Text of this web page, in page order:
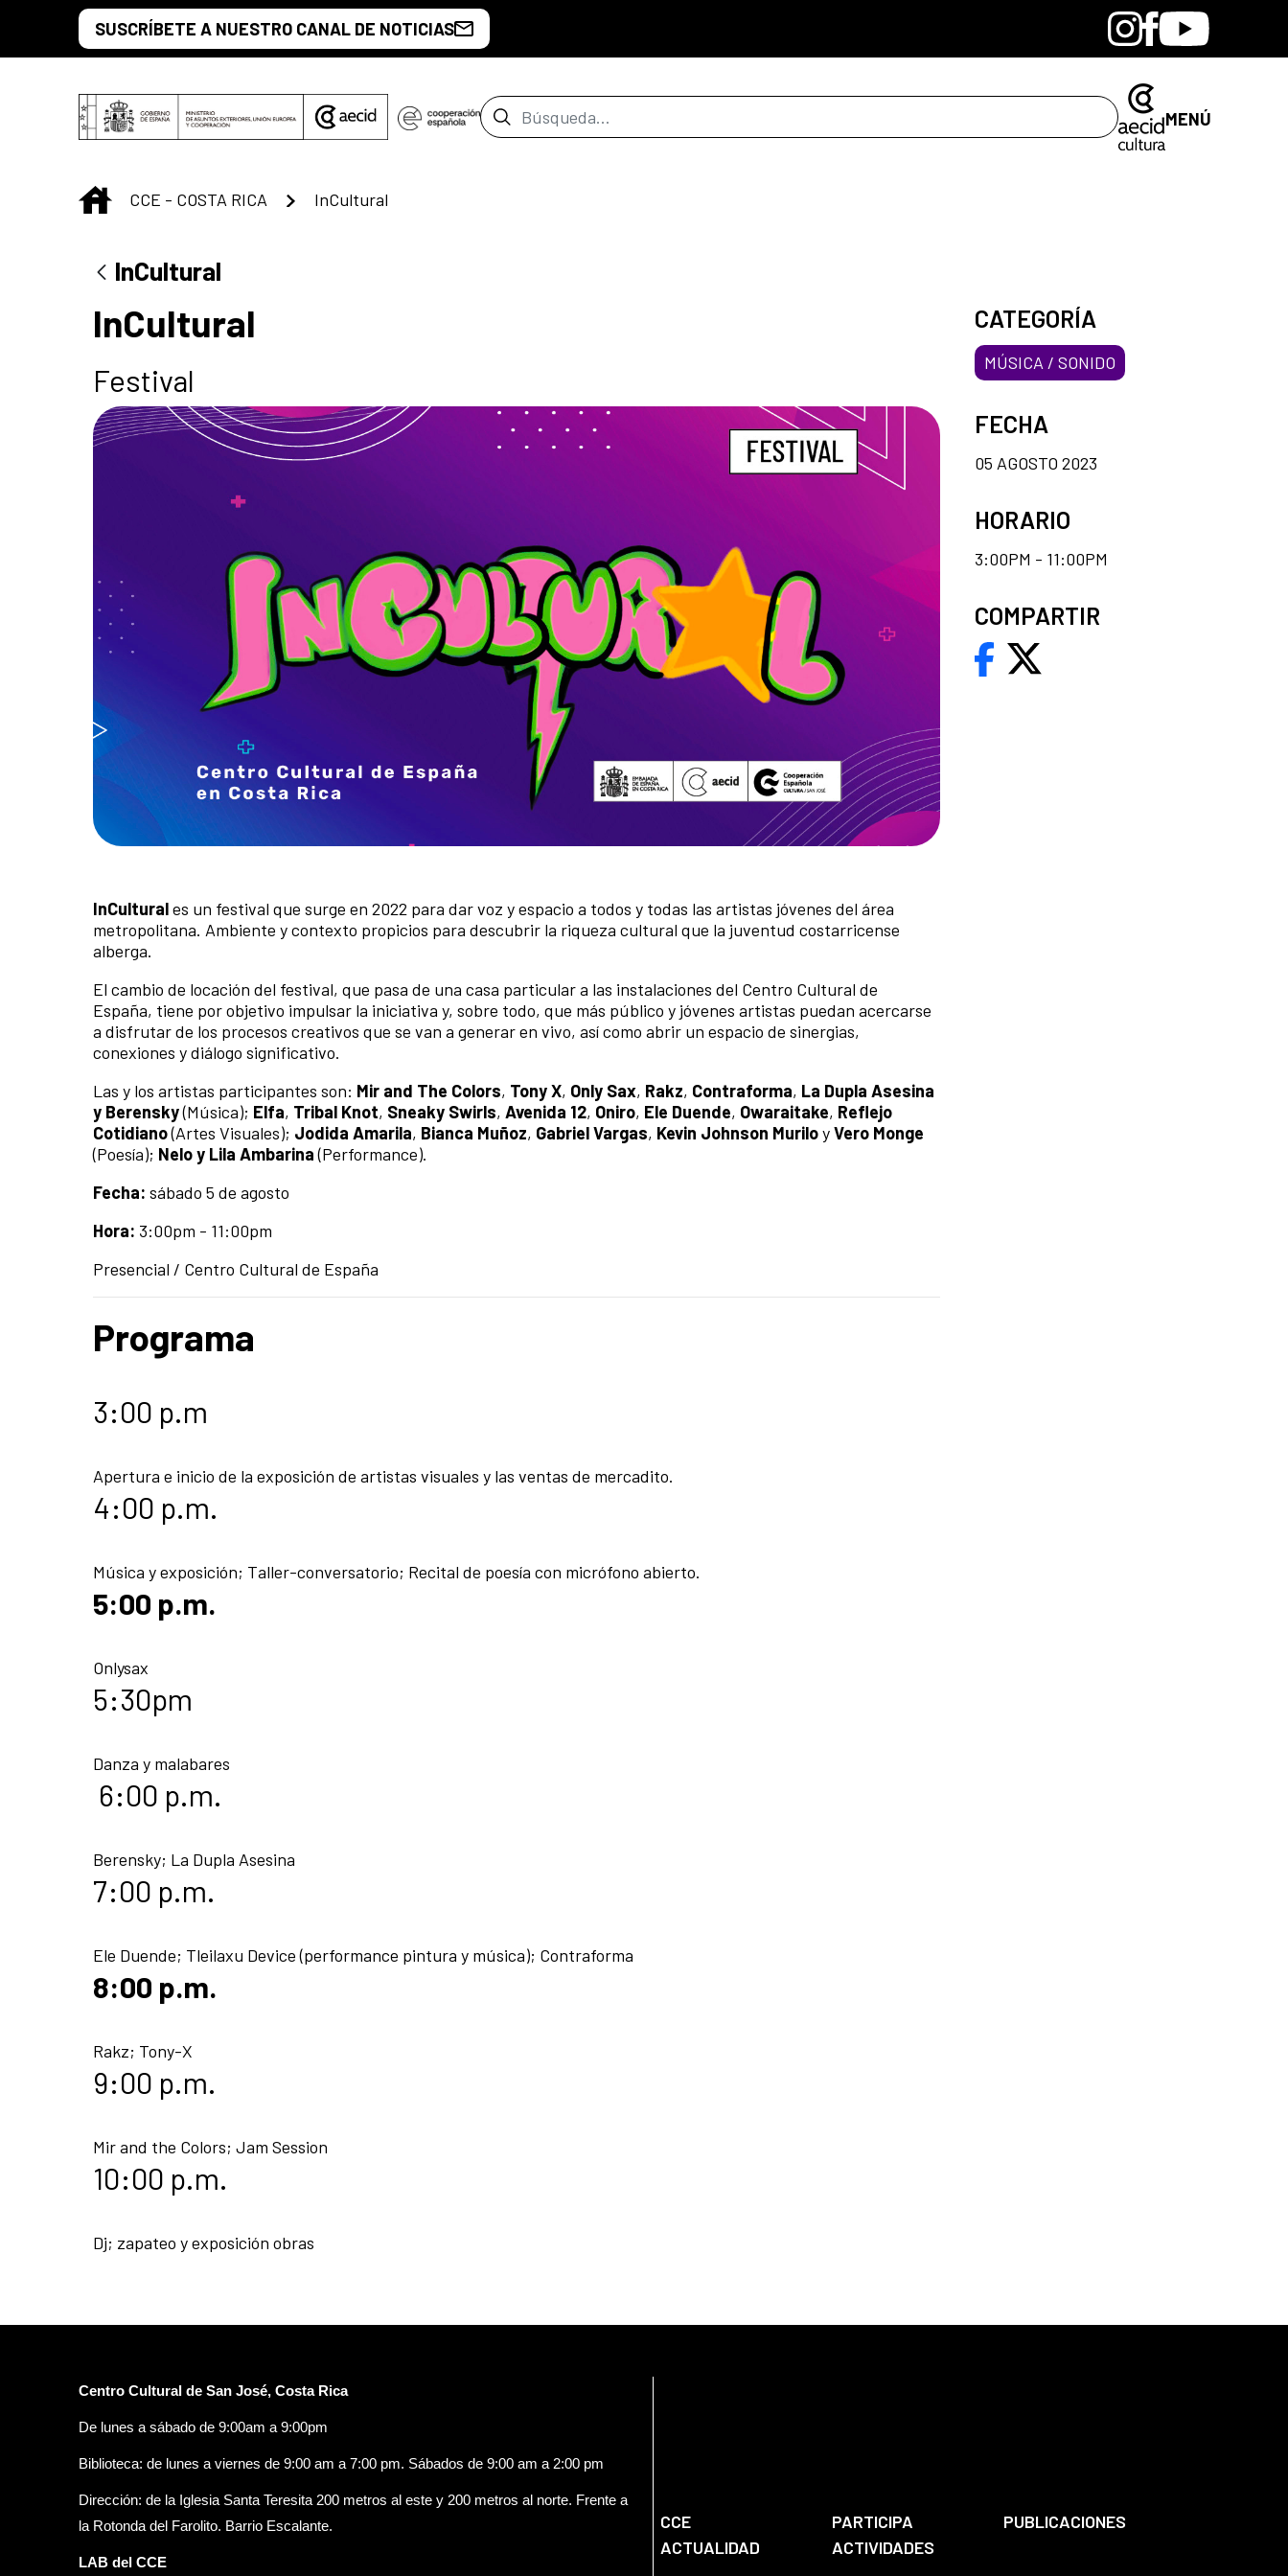
Saltar al contenido principal
SUSCRÍBETE A NUESTRO CANAL DE NOTICIAS BandcampInstagram
Facebook
Youtube
Barra de búsqueda MENÚ
INICIO
CCE - COSTA RICA InCultural
InCultural
InCultural
Festival
InCulturales un festival que surge en 2022 para dar voz y espacio a todos y todas las artistas jóvenes del área
metropolitana. Ambiente y contexto propicios para descubrir la riqueza cultural que la juventud costarricense
alberga.
El cambio de locación del festival, que pasa de una casa particular a las instalaciones del Centro Cultural de
España, tiene por objetivo impulsar la iniciativa y, sobre todo, que más público y jóvenes artistas puedan acercarse
a disfrutar de los procesos creativos que se van a generar en vivo, así como abrir un espacio de sinergias,
conexiones y diálogo significativo.
Las y los artistas participantes son: Mir and The Colors, Tony X, Only Sax, Rakz, Contraforma, La Dupla Asesina
y Berensky(Música); Elfa, Tribal Knot, Sneaky Swirls, Avenida 12, Oniro, Ele Duende, Owaraitake, Reflejo
Cotidiano(Artes Visuales); Jodida Amarila, Bianca Muñoz, Gabriel Vargas, Kevin Johnson MuriloyVero Monge
(Poesía); Nelo y Lila Ambarina(Performance).
Fecha: sábado 5 de agosto
Hora: 3:00pm - 11:00pm
Presencial / Centro Cultural de España
Programa
3:00 p.m
Apertura e inicio de la exposición de artistas visuales y las ventas de mercadito.
4:00 p.m.
Música y exposición; Taller-conversatorio; Recital de poesía con micrófono abierto.
5:00 p.m.
Onlysax
5:30pm
Danza y malabares
6:00 p.m.
Berensky; La Dupla Asesina
7:00 p.m.
Ele Duende; Tleilaxu Device (performance pintura y música); Contraforma
8:00 p.m.
Rakz; Tony-X
9:00 p.m.
Mir and the Colors; Jam Session
10:00 p.m.
Dj; zapateo y exposición obras
CATEGORÍA
MÚSICA / SONIDO
FECHA
05 AGOSTO 2023
HORARIO
3:00PM - 11:00PM
COMPARTIR
Centro Cultural de San José, Costa Rica
De lunes a sábado de 9:00am a 9:00pm
Biblioteca: de lunes a viernes de 9:00 am a 7:00 pm. Sábados de 9:00 am a 2:00 pm
Dirección: de la Iglesia Santa Teresita 200 metros al este y 200 metros al norte. Frente a
la Rotonda del Farolito. Barrio Escalante.
LAB del CCE
CCE PARTICIPA
PUBLICACIONES
ACTUALIDAD
ACTIVIDADES